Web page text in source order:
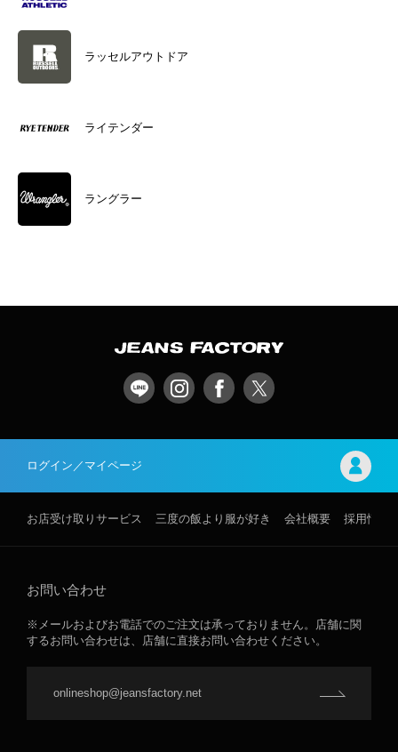
ラッセルアウトドア
ライテンダー
ラングラー
ログイン／マイページ
お店受け取りサービス 三度の飯より服が好き 会社概要 採用情報
お問い合わせ
※メールおよびお電話でのご注文は承っておりません。店舗に関
するお問い合わせは、店舗に直接お問い合わせください。
onlineshop@jeansfactory.net